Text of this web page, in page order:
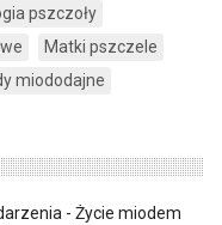
pszczoły
Matki pszczele
miododajne
- Życie miodem